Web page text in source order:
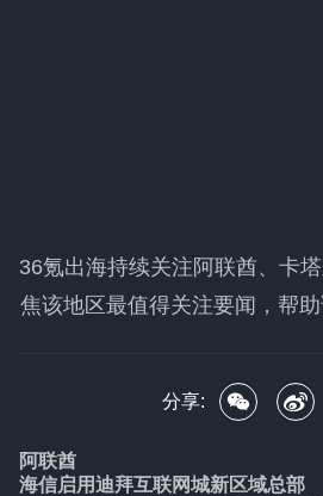
36氪出海持续关注阿联酋、卡
焦该地区最值得关注要闻，帮助
分享:
阿联酋
海信启用迪拜互联网城新区域总部